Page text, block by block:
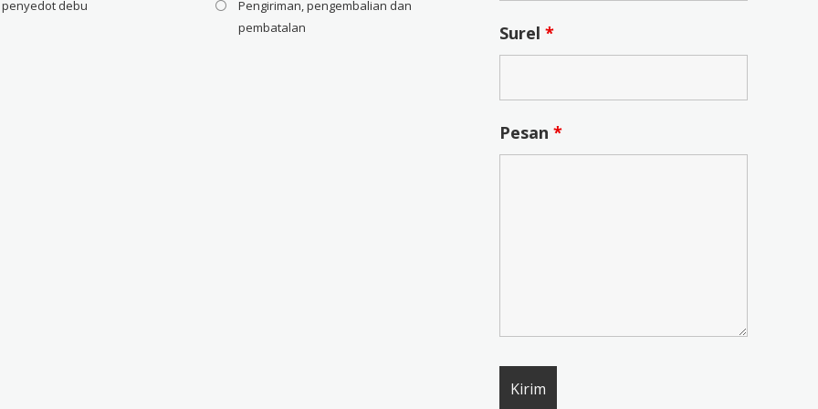
debu
Pengiriman, pengembalian dan
pembatalan
Surel*
Pesan*